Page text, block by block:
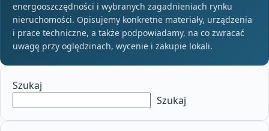
energooszczędności i wybranych zagadnieniach rynku
nieruchomości. Opisujemy konkretne materiały, urządzenia
i prace techniczne, a także podpowiadamy, na co zwracać
uwagę przy oględzinach, wycenie i zakupie lokali.
Szukaj
Szukaj